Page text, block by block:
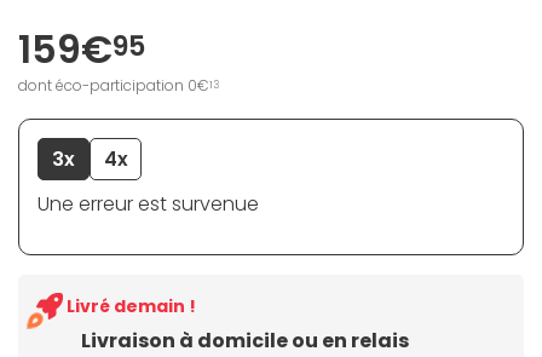
159€95
dont éco-participation 0€13
3x
4x
Une erreur est survenue
Livraison à domicile ou en relais
Livré demain !